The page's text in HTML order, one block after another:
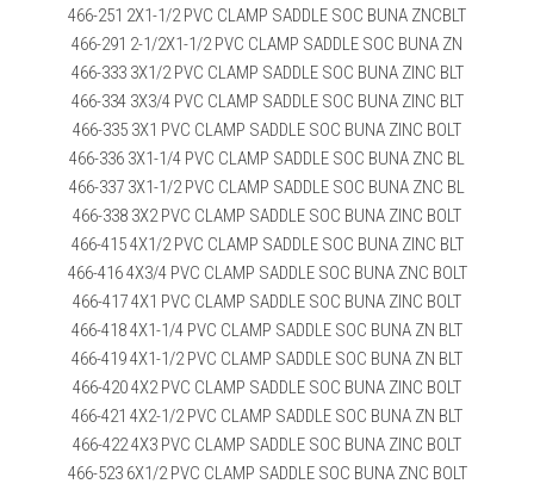
466-251 2X1-1/2 PVC CLAMP SADDLE SOC BUNA ZNCBLT
466-291 2-1/2X1-1/2 PVC CLAMP SADDLE SOC BUNA ZN
466-333 3X1/2 PVC CLAMP SADDLE SOC BUNA ZINC BLT
466-334 3X3/4 PVC CLAMP SADDLE SOC BUNA ZINC BLT
466-335 3X1 PVC CLAMP SADDLE SOC BUNA ZINC BOLT
466-336 3X1-1/4 PVC CLAMP SADDLE SOC BUNA ZNC BL
466-337 3X1-1/2 PVC CLAMP SADDLE SOC BUNA ZNC BL
466-338 3X2 PVC CLAMP SADDLE SOC BUNA ZINC BOLT
466-415 4X1/2 PVC CLAMP SADDLE SOC BUNA ZINC BLT
466-416 4X3/4 PVC CLAMP SADDLE SOC BUNA ZNC BOLT
466-417 4X1 PVC CLAMP SADDLE SOC BUNA ZINC BOLT
466-418 4X1-1/4 PVC CLAMP SADDLE SOC BUNA ZN BLT
466-419 4X1-1/2 PVC CLAMP SADDLE SOC BUNA ZN BLT
466-420 4X2 PVC CLAMP SADDLE SOC BUNA ZINC BOLT
466-421 4X2-1/2 PVC CLAMP SADDLE SOC BUNA ZN BLT
466-422 4X3 PVC CLAMP SADDLE SOC BUNA ZINC BOLT
466-523 6X1/2 PVC CLAMP SADDLE SOC BUNA ZNC BOLT